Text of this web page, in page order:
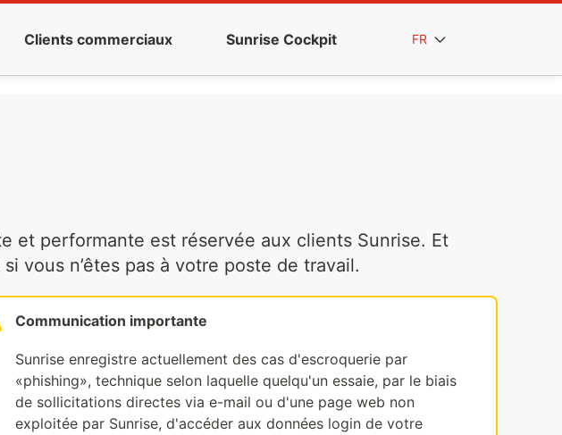
Clients commerciaux Sunrise Cockpit FR
et performante est réservée aux clients Sunrise. Et
vous n’êtes pas à votre poste de travail.
Communication importante
Sunrise enregistre actuellement des cas d'escroquerie par
«phishing», technique selon laquelle quelqu'un essaie, par le biais
de sollicitations directes via e-mail ou d'une page web non
exploitée par Sunrise, d'accéder aux données login de votre